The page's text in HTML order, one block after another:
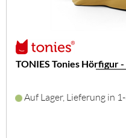
TONIES Tonies Hörfigur
Auf Lager, Lieferung in